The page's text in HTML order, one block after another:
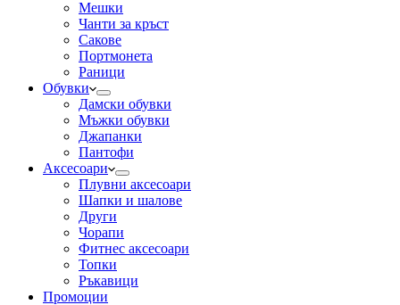
Мешки
Чанти за кръст
Сакове
Портмонета
Раници
Обувки
Дамски обувки
Мъжки обувки
Джапанки
Пантофи
Аксесоари
Плувни аксесоари
Шапки и шалове
Други
Чорапи
Фитнес аксесоари
Топки
Ръкавици
Промоции